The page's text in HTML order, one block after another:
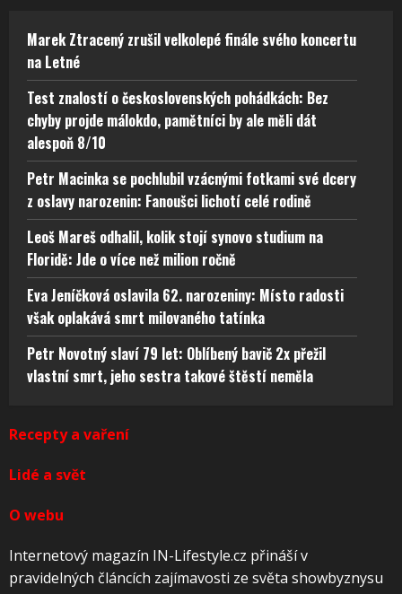
Marek Ztracený zrušil velkolepé finále svého koncertu
na Letné
Test znalostí o československých pohádkách: Bez
chyby projde málokdo, pamětníci by ale měli dát
alespoň 8/10
Petr Macinka se pochlubil vzácnými fotkami své dcery
z oslavy narozenin: Fanoušci lichotí celé rodině
Leoš Mareš odhalil, kolik stojí synovo studium na
Floridě: Jde o více než milion ročně
Eva Jeníčková oslavila 62. narozeniny: Místo radosti
však oplakává smrt milovaného tatínka
Petr Novotný slaví 79 let: Oblíbený bavič 2x přežil
vlastní smrt, jeho sestra takové štěstí neměla
Recepty a vaření
Lidé a svět
O webu
Internetový magazín IN-Lifestyle.cz přináší v
pravidelných článcích zajímavosti ze světa showbyznysu